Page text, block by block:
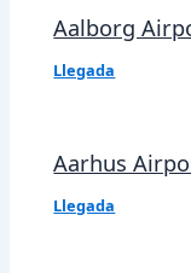
Aalborg
Llegada
Aarhus
Llegada